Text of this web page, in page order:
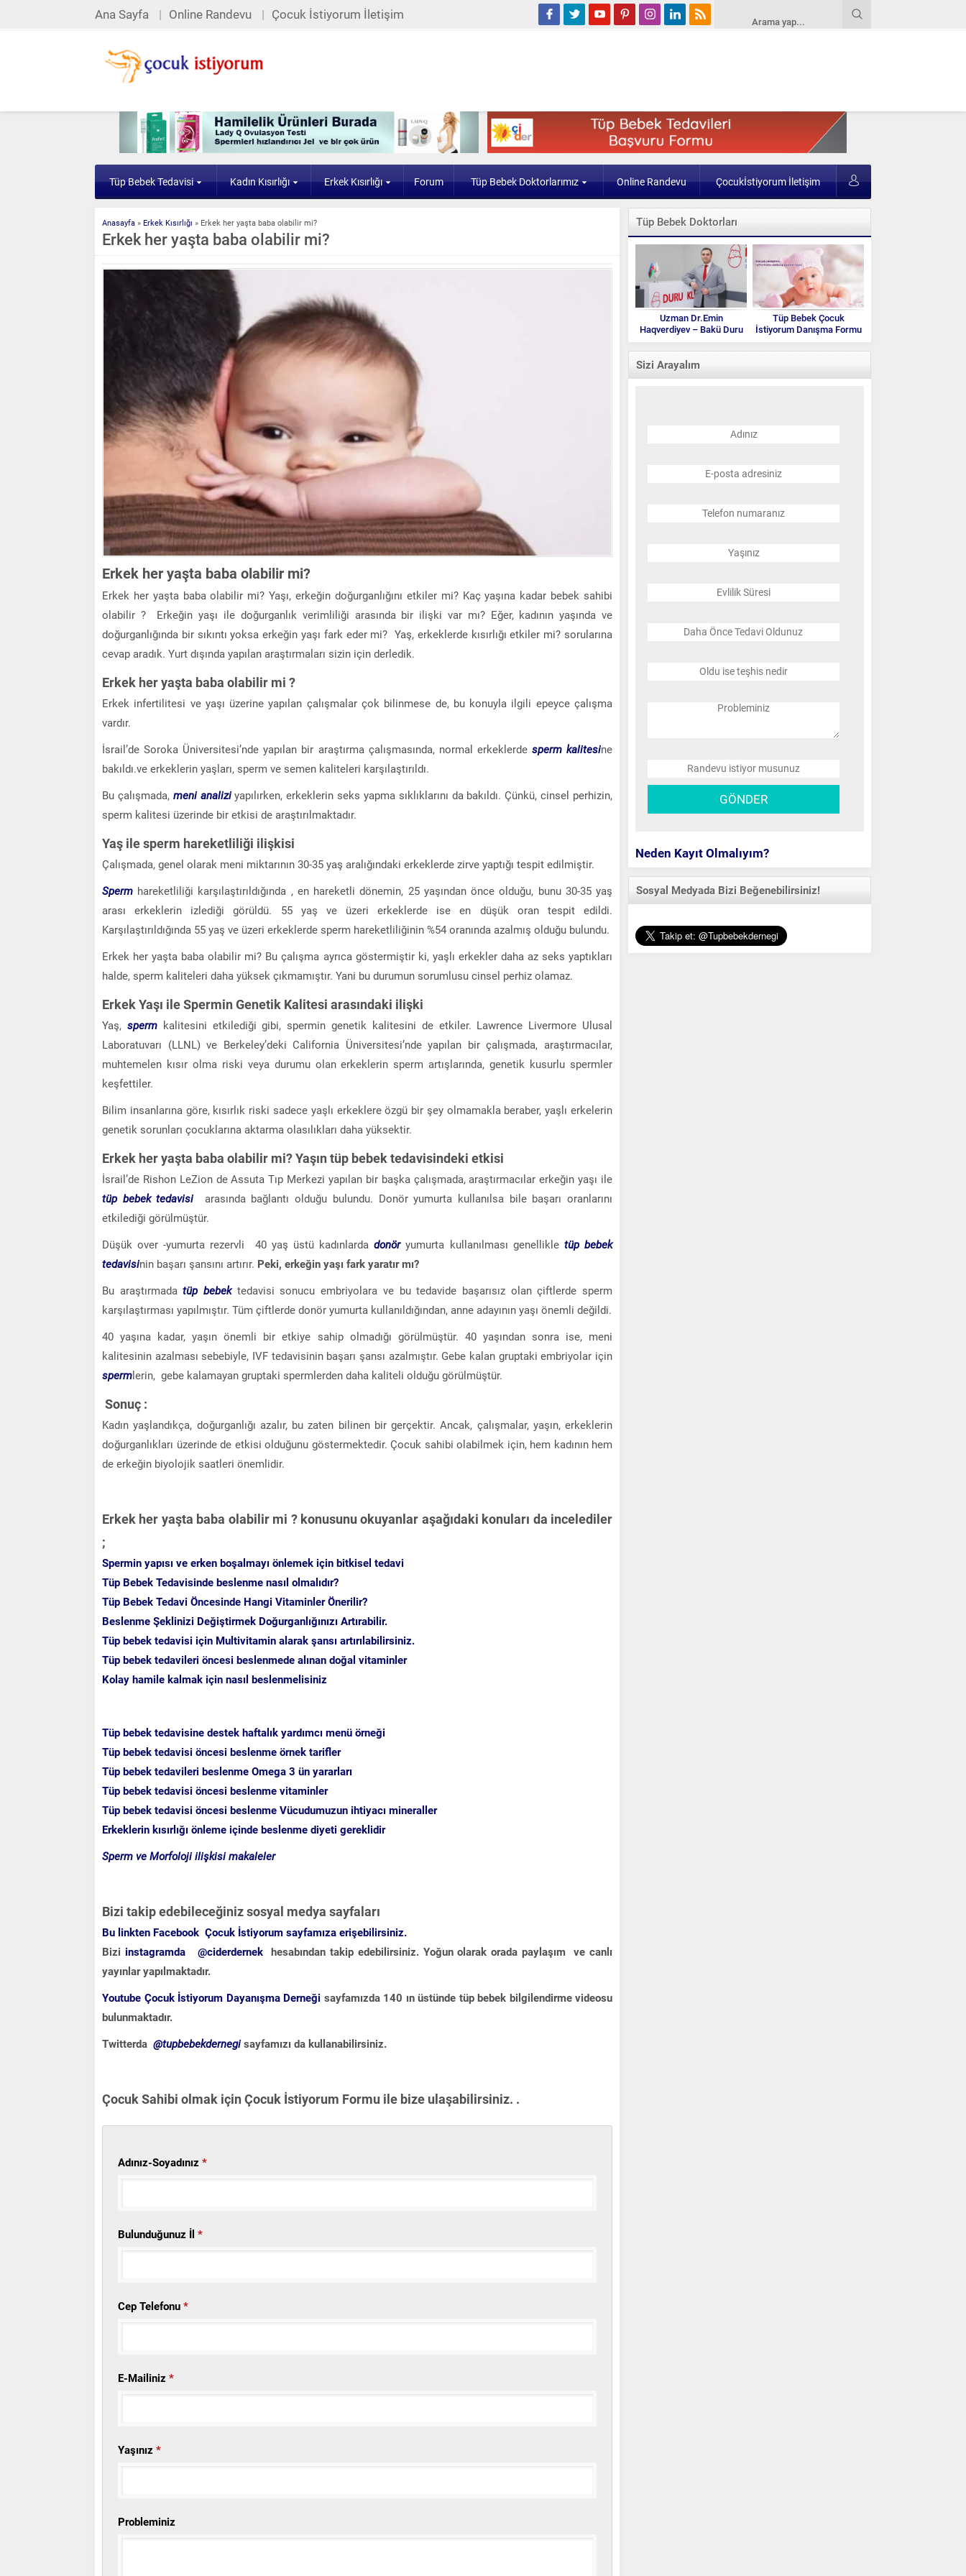
Ana Sayfa Online Randevu Çocuk İstiyorum İletişim
Tüp Bebek Tedavisi Kadın Kısırlığı Erkek Kısırlığı Forum Tüp Bebek Doktorlarımız Online Randevu Çocukİstiyorum İletişim
Anasayfa » Erkek Kısırlığı » Erkek her yaşta baba olabilir mi?
Erkek her yaşta baba olabilir mi?
Erkek her yaşta baba olabilir mi?
Erkek her yaşta baba olabilir mi? Yaşı, erkeğin doğurganlığını etkiler mi? Kaç yaşına kadar bebek sahibi
olabilir ? Erkeğin yaşı ile doğurganlık verimliliği arasında bir ilişki var mı? Eğer, kadının yaşında ve
doğurganlığında bir sıkıntı yoksa erkeğin yaşı fark eder mi? Yaş, erkeklerde kısırlığı etkiler mi? sorularına
cevap aradık. Yurt dışında yapılan araştırmaları sizin için derledik.
Erkek her yaşta baba olabilir mi ?
Erkek infertilitesi ve yaşı üzerine yapılan çalışmalar çok bilinmese de, bu konuyla ilgili epeyce çalışma
vardır.
İsrail’de Soroka Üniversitesi’nde yapılan bir araştırma çalışmasında, normal erkeklerdesperm kalitesine
bakıldı.ve erkeklerin yaşları, sperm ve semen kaliteleri karşılaştırıldı.
Bu çalışmada, meni analizi yapılırken, erkeklerin seks yapma sıklıklarını da bakıldı. Çünkü, cinsel perhizin,
sperm kalitesi üzerinde bir etkisi de araştırılmaktadır.
Yaş ile sperm hareketliliği ilişkisi
Çalışmada, genel olarak meni miktarının 30-35 yaş aralığındaki erkeklerde zirve yaptığı tespit edilmiştir.
Sperm hareketliliği karşılaştırıldığında , en hareketli dönemin, 25 yaşından önce olduğu, bunu 30-35 yaş
arası erkeklerin izlediği görüldü. 55 yaş ve üzeri erkeklerde ise en düşük oran tespit edildi.
Karşılaştırıldığında 55 yaş ve üzeri erkeklerde sperm hareketliliğinin %54 oranında azalmış olduğu bulundu.
Erkek her yaşta baba olabilir mi? Bu çalışma ayrıca göstermiştir ki, yaşlı erkekler daha az seks yaptıkları
halde, sperm kaliteleri daha yüksek çıkmamıştır. Yani bu durumun sorumlusu cinsel perhiz olamaz.
Erkek Yaşı ile Spermin Genetik Kalitesi arasındaki ilişki
Yaş, spermkalitesini etkilediği gibi, spermin genetik kalitesini de etkiler. Lawrence Livermore Ulusal
Laboratuvarı (LLNL) ve Berkeley’deki California Üniversitesi’nde yapılan bir çalışmada, araştırmacılar,
muhtemelen kısır olma riski veya durumu olan erkeklerin sperm artışlarında, genetik kusurlu spermler
keşfettiler.
Bilim insanlarına göre, kısırlık riski sadece yaşlı erkeklere özgü bir şey olmamakla beraber, yaşlı erkelerin
genetik sorunları çocuklarına aktarma olasılıkları daha yüksektir.
Erkek her yaşta baba olabilir mi? Yaşın tüp bebek tedavisindeki etkisi
İsrail’de Rishon LeZion de Assuta Tıp Merkezi yapılan bir başka çalışmada, araştırmacılar erkeğin yaşı ile
tüp bebek tedavisi
arasında bağlantı olduğu bulundu. Donör yumurta kullanılsa bile başarı oranlarını
etkilediği görülmüştür.
Düşük over -yumurta rezervli 40 yaş üstü kadınlardadonöryumurta kullanılması genellikle tüp bebek
tedavisinin başarı şansını artırır. Peki, erkeğin yaşı fark yaratır mı?
Bu araştırmadatüp bebektedavisi sonucu embriyolara ve bu tedavide başarısız olan çiftlerde sperm
karşılaştırması yapılmıştır. Tüm çiftlerde donör yumurta kullanıldığından, anne adayının yaşı önemli değildi.
40 yaşına kadar, yaşın önemli bir etkiye sahip olmadığı görülmüştür. 40 yaşından sonra ise, meni
kalitesinin azalması sebebiyle, IVF tedavisinin başarı şansı azalmıştır. Gebe kalan gruptaki embriyolar için
sperm lerin, gebe kalamayan gruptaki spermlerden daha kaliteli olduğu görülmüştür.
Sonuç :
Kadın yaşlandıkça, doğurganlığı azalır, bu zaten bilinen bir gerçektir. Ancak, çalışmalar, yaşın, erkeklerin
doğurganlıkları üzerinde de etkisi olduğunu göstermektedir. Çocuk sahibi olabilmek için, hem kadının hem
de erkeğin biyolojik saatleri önemlidir.
Erkek her yaşta baba olabilir mi ? konusunu okuyanlar aşağıdaki konuları da incelediler
;
Spermin yapısı ve erken boşalmayı önlemek için bitkisel tedavi
Tüp Bebek Tedavisinde beslenme nasıl olmalıdır?
Tüp Bebek Tedavi Öncesinde Hangi Vitaminler Önerilir?
Beslenme Şeklinizi Değiştirmek Doğurganlığınızı Artırabilir.
Tüp bebek tedavisi için Multivitamin alarak şansı artırılabilirsiniz.
Tüp bebek tedavileri öncesi beslenmede alınan doğal vitaminler
Kolay hamile kalmak için nasıl beslenmelisiniz
Tüp bebek tedavisine destek haftalık yardımcı menü örneği
Tüp bebek tedavisi öncesi beslenme örnek tarifler
Tüp bebek tedavileri beslenme Omega 3 ün yararları
Tüp bebek tedavisi öncesi beslenme vitaminler
Tüp bebek tedavisi öncesi beslenme Vücudumuzun ihtiyacı mineraller
Erkeklerin kısırlığı önleme içinde beslenme diyeti gereklidir
Sperm ve Morfoloji ilişkisi makaleler
Bizi takip edebileceğiniz sosyal medya sayfaları
Bu linkten Facebook Çocuk İstiyorum sayfamıza erişebilirsiniz.
Bizi instagramda @ciderdernekhesabından takip edebilirsiniz. Yoğun olarak orada paylaşım ve canlı
yayınlar yapılmaktadır.
Youtube Çocuk İstiyorum Dayanışma Derneği sayfamızda 140 ın üstünde tüp bebek bilgilendirme videosu
bulunmaktadır.
Twitterda @tupbebekdernegi sayfamızı da kullanabilirsiniz.
Çocuk Sahibi olmak için Çocuk İstiyorum Formu ile bize ulaşabilirsiniz. .
Adınız-Soyadınız *
Bulunduğunuz İl *
Cep Telefonu *
E-Mailiniz *
Yaşınız *
Probleminiz
Tüp Bebek Doktorları
Uzman Dr.Emin
Haqverdiyev – Bakü Duru
Klinik
Tüp Bebek Çocuk
İstiyorum Danışma Formu
Sizi Arayalım
Neden Kayıt Olmalıyım?
Sosyal Medyada Bizi Beğenebilirsiniz!